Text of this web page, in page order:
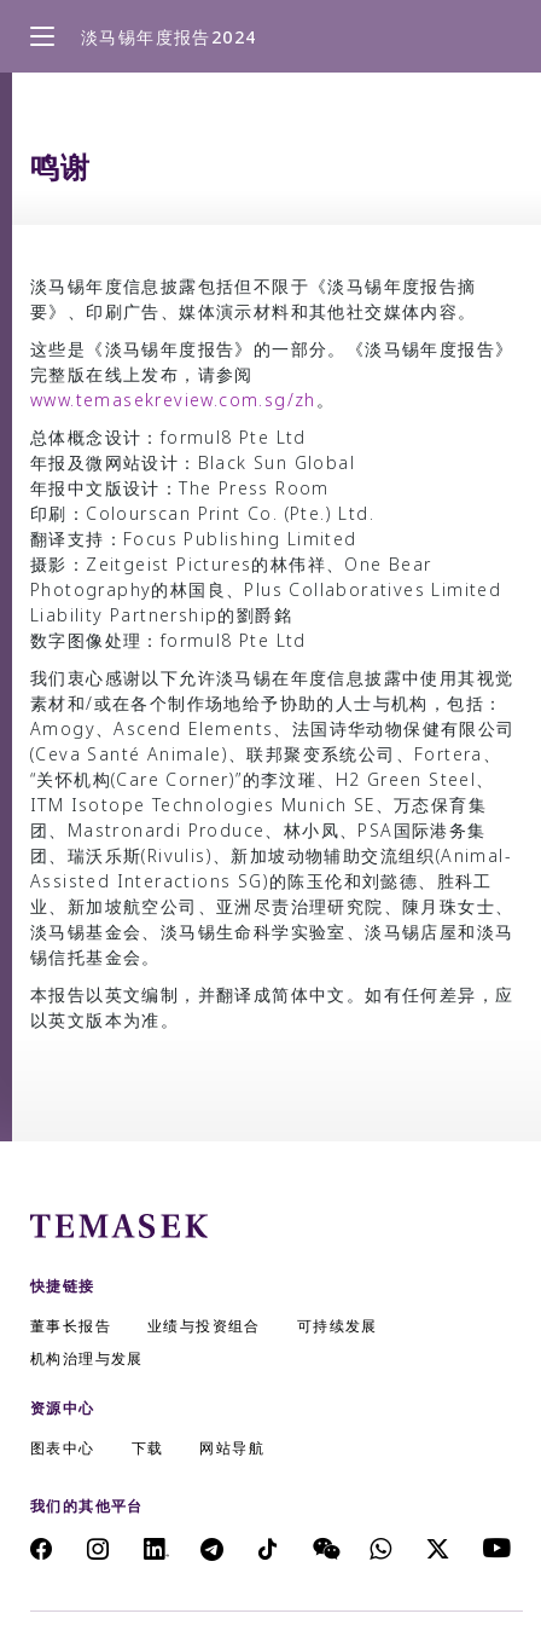
直
接
浏
淡马锡年度报告2024
放眼未来
业绩与投资组合
机构治理与发展
媒体中心
鸣谢
淡马锡年度信息披露包括但不限于《淡马锡年度报告摘
要》、印刷广告、媒体演示材料和其他社交媒体内容。
这些是《淡马锡年度报告》的一部分。《淡马锡年度报告》
完整版在线上发布，请参阅
www.temasekreview.com.sg/zh。
总体概念设计：formul8 Pte Ltd
年报及微网站设计：Black Sun Global
年报中文版设计：The Press Room
印刷：Colourscan Print Co. (Pte.) Ltd.
翻译支持：Focus Publishing Limited
摄影：Zeitgeist Pictures的林伟祥、One Bear
Photography的林国良、Plus Collaboratives Limited
Liability Partnership的劉爵銘
数字图像处理：formul8 Pte Ltd
我们衷心感谢以下允许淡马锡在年度信息披露中使用其视觉
素材和/或在各个制作场地给予协助的人士与机构，包括：
Amogy、Ascend Elements、法国诗华动物保健有限公司
(Ceva Santé Animale)、联邦聚变系统公司、Fortera、
“关怀机构(Care Corner)”的李汶璀、H2 Green Steel、
ITM Isotope Technologies Munich SE、万态保育集
团、Mastronardi Produce、林小凤、PSA国际港务集
团、瑞沃乐斯(Rivulis)、新加坡动物辅助交流组织(Animal-
Assisted Interactions SG)的陈玉伦和刘懿德、胜科工
业、新加坡航空公司、亚洲尽责治理研究院、陳月珠女士、
淡马锡基金会、淡马锡生命科学实验室、淡马锡店屋和淡马
锡信托基金会。
本报告以英文编制，并翻译成简体中文。如有任何差异，应
以英文版本为准。
快捷链接
董事长报告
业绩与投资组合
可持续发展
机构治理与发展
资源中心
图表中心
下载 网站导航
我们的其他平台